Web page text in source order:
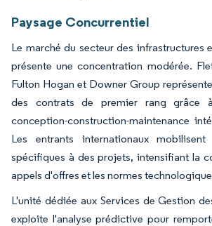
Paysage Concurrentiel
Le marché du secteur des infrastructures
présente une concentration modérée.
Fulton Hogan et Downer Group
des contrats de premier rang grâce
conception-construction-maintenance
Les entrants internationaux mobilisent
spécifiques à des projets, intensifiant la
appels d'offres et les normes
L'unité dédiée aux Services de Gestion
exploite l'analyse prédictive pour